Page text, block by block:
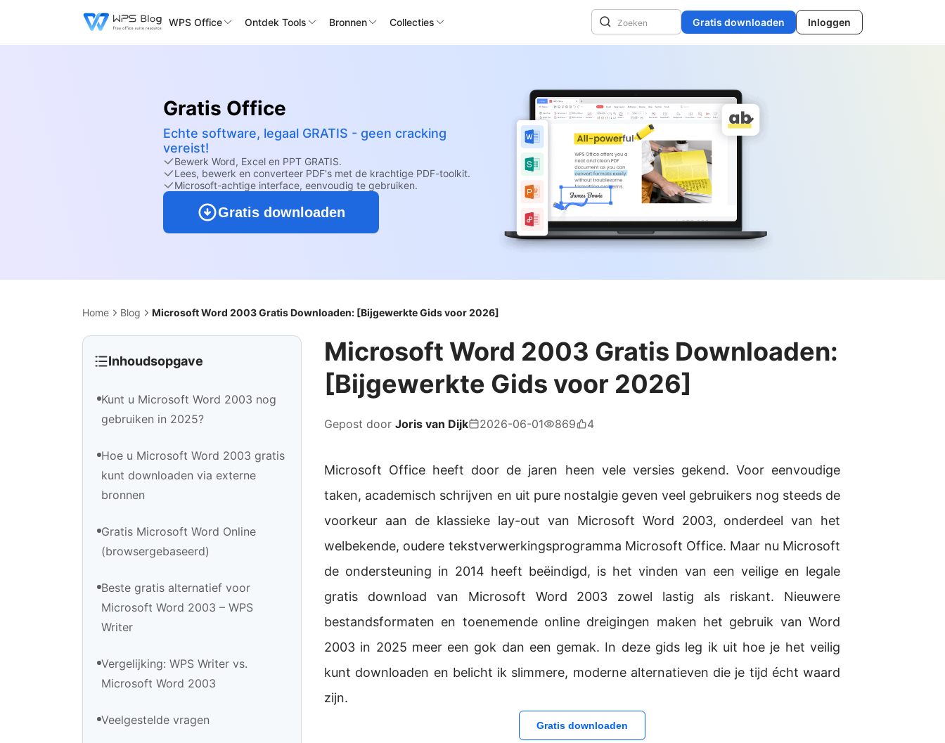
WPS Office Ontdek Tools Bronnen Collecties Gratis downloaden Inloggen
Gratis Office
Echte software, legaal GRATIS - geen cracking
vereist!
Bewerk Word, Excel en PPT GRATIS.
Lees, bewerk en converteer PDF's met de krachtige PDF-toolkit.
Microsoft-achtige interface, eenvoudig te gebruiken.
Gratis downloaden
Home Blog Microsoft Word 2003 Gratis Downloaden: [Bijgewerkte Gids voor 2026]
Inhoudsopgave
Kunt u Microsoft Word 2003 nog
gebruiken in 2025?
Hoe u Microsoft Word 2003 gratis
kunt downloaden via externe
bronnen
Gratis Microsoft Word Online
(browsergebaseerd)
Beste gratis alternatief voor
Microsoft Word 2003 – WPS
Writer
Vergelijking: WPS Writer vs.
Microsoft Word 2003
Veelgestelde vragen
Microsoft Word 2003 Gratis Downloaden:
[Bijgewerkte Gids voor 2026]
Gepost door Joris van Dijk 2026-06-01 869 4
Microsoft Office heeft door de jaren heen vele versies gekend. Voor eenvoudige
taken, academisch schrijven en uit pure nostalgie geven veel gebruikers nog steeds de
voorkeur aan de klassieke lay-out van Microsoft Word 2003, onderdeel van het
welbekende, oudere tekstverwerkingsprogramma Microsoft Office. Maar nu Microsoft
de ondersteuning in 2014 heeft beëindigd, is het vinden van een veilige en legale
gratis download van Microsoft Word 2003 zowel lastig als riskant. Nieuwere
bestandsformaten en toenemende online dreigingen maken het gebruik van Word
2003 in 2025 meer een gok dan een gemak. In deze gids leg ik uit hoe je het veilig
kunt downloaden en belicht ik slimmere, moderne alternatieven die je tijd écht waard
zijn.
Gratis downloaden